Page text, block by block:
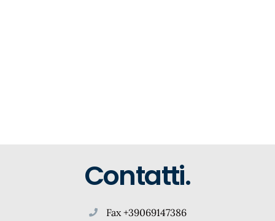
Contatti.
Fax +39069147386